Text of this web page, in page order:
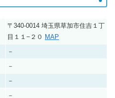
〒340-0014 埼玉県草加市住吉１丁
目１１−２０ MAP
－
－
－
－